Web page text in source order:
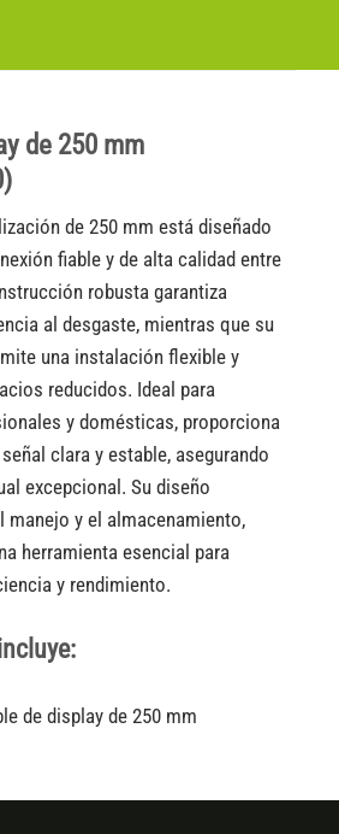
de 250 mm
de 250 mm está diseñado
fiable y de alta calidad entre
robusta garantiza
al desgaste, mientras que su
una instalación flexible y
reducidos. Ideal para
y domésticas, proporciona
clara y estable, asegurando
excepcional. Su diseño
y el almacenamiento,
herramienta esencial para
y rendimiento.
de display de 250 mm